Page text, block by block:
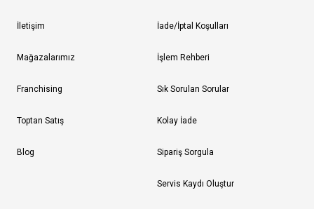
İletişim
Mağazalarımız
Franchising
Toptan Satış
Blog
İade/İptal Koşulları
İşlem Rehberi
Sık Sorulan Sorular
Kolay İade
Sipariş Sorgula
Servis Kaydı Oluştur